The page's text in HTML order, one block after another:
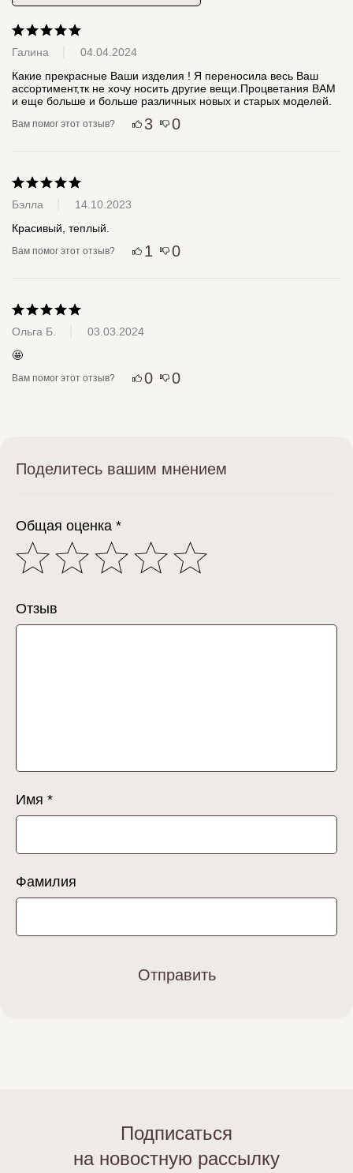
Галина
04.04.2024
Какие прекрасные Ваши изделия ! Я переносила весь Ваш
ассортимент,тк не хочу носить другие вещи.Процветания ВАМ
и еще больше и больше различных новых и старых моделей.
Вам помог этот отзыв? 3 0
Бэлла
14.10.2023
Красивый, теплый.
Вам помог этот отзыв? 1 0
Ольга Б.
03.03.2024
🤩
Вам помог этот отзыв? 0 0
Поделитесь вашим мнением
Общая оценка *
Отзыв
Имя *
Фамилия
Отправить
Подписаться
на новостную рассылку